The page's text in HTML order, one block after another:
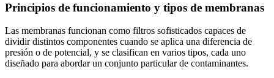
Principios de funcionamiento y tipos de membranas
Las membranas funcionan como filtros sofisticados capaces de
dividir distintos componentes cuando se aplica una diferencia de
presión o de potencial, y se clasifican en varios tipos, cada uno
diseñado para abordar un conjunto particular de contaminantes.